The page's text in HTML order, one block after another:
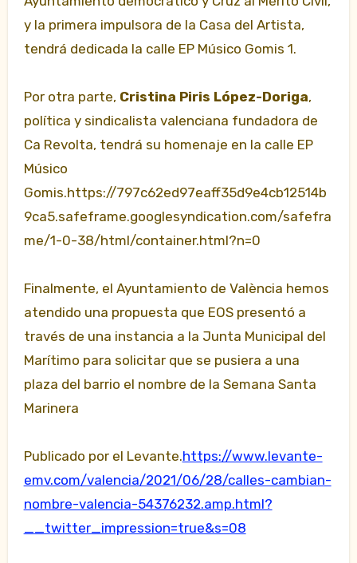
y la primera impulsora de la Casa del Artista,
tendrá dedicada la calle EP Músico Gomis 1.
Por otra parte, Cristina Piris López-Doriga,
política y sindicalista valenciana fundadora de
Ca Revolta, tendrá su homenaje en la calle EP
Músico
Gomis.https://797c62ed97eaff35d9e4cb12514b
9ca5.safeframe.googlesyndication.com/safefra
me/1-0-38/html/container.html?n=0
Finalmente, el Ayuntamiento de València hemos
atendido una propuesta que EOS presentó a
través de una instancia a la Junta Municipal del
Marítimo para solicitar que se pusiera a una
plaza del barrio el nombre de la Semana Santa
Marinera
Publicado por el Levante.https://www.levante-
emv.com/valencia/2021/06/28/calles-cambian-
nombre-valencia-54376232.amp.html?
__twitter_impression=true&s=08